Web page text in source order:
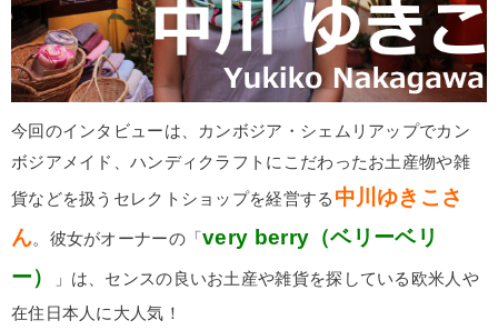
今回のインタビューは、カンボジア・シェムリアップでカン
ボジアメイド、ハンディクラフトにこだわったお土産物や雑
貨などを扱うセレクトショップを経営する 中川ゆきこさ
ん。彼女がオーナーの「very berry（ベリーベリ
ー）
」は、センスの良いお土産や雑貨を探している欧米人や
在住日本人に大人気！